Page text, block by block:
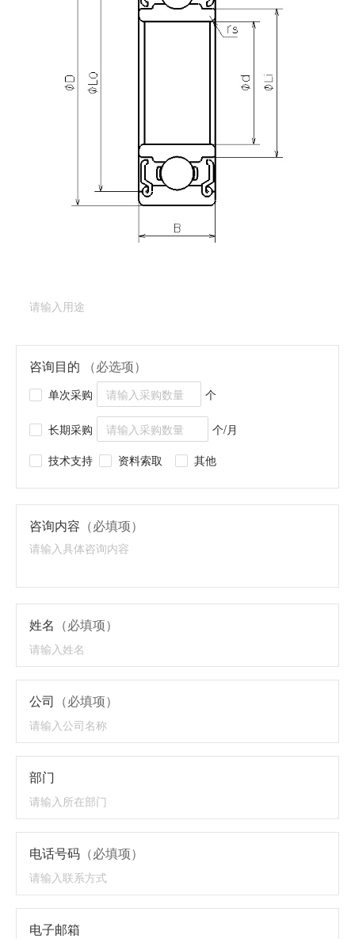
需要更多关于DDL-1790ZZ的详细信息？
请填写表格，与美蓓亚三美的产品专家取得联系。
深沟球轴承（基本型）产品型号：
咨询目的 （必选项）
单次采购 个
长期采购
个/月
技术支持
资料索取 其他
咨询内容 （必填项）
姓名 （必填项）
公司 （必填项）
部门
电话号码 （必填项）
电子邮箱